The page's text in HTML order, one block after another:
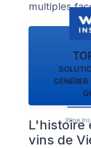
multiples
générer
Wine
L'histoire
vins de